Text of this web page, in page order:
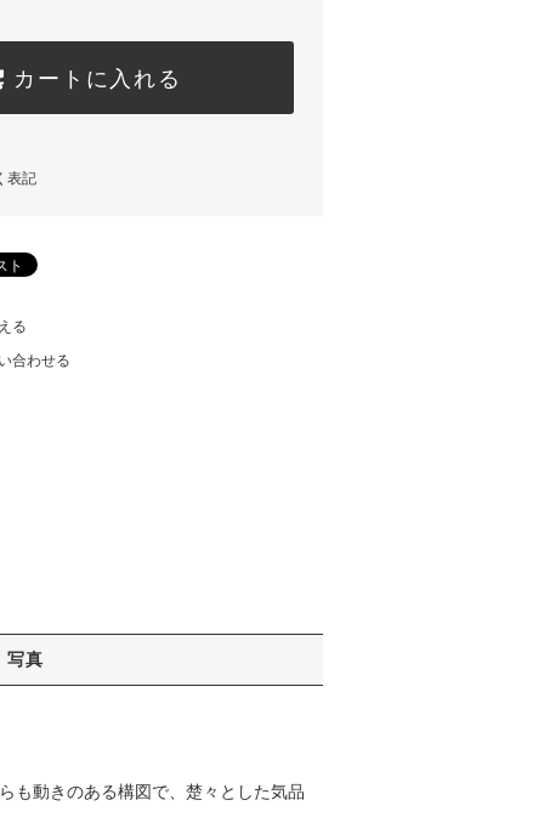
カートに入れる
表記
る
合わせる
写真
も動きのある構図で、楚々とした気品